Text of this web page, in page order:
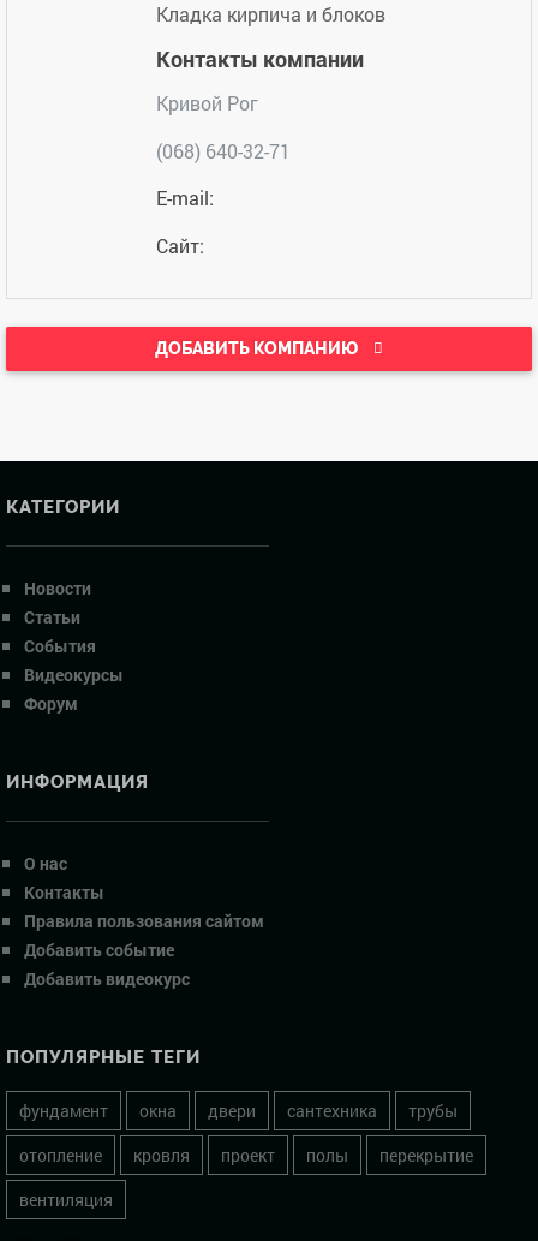
Кладка кирпича и блоков
Контакты компании
Кривой Рог
(068) 640-32-71
E-mail:
Сайт:
ДОБАВИТЬ КОМПАНИЮ
КАТЕГОРИИ
Новости
Статьи
События
Видеокурсы
Форум
ИНФОРМАЦИЯ
О нас
Контакты
Правила пользования сайтом
Добавить событие
Добавить видеокурс
ПОПУЛЯРНЫЕ ТЕГИ
фундамент окна двери сантехника
трубы
отопление
кровля проект полы
перекрытие
вентиляция